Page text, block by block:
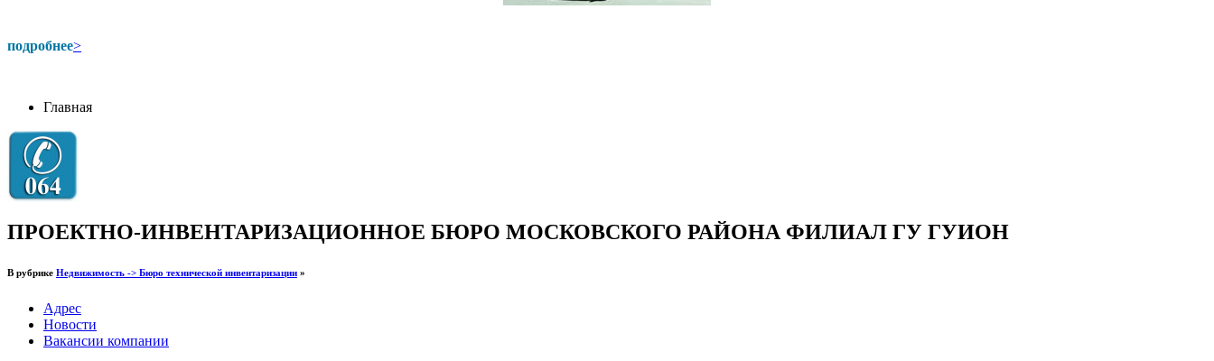
подробнее>
Главная
ПРОЕКТНО-ИНВЕНТАРИЗАЦИОННОЕ БЮРО МОСКОВСКОГО РАЙОНА ФИЛИАЛ ГУ ГУИОН
В рубрике Недвижимость -> Бюро технической инвентаризации »
Адрес
Новости
Вакансии компании